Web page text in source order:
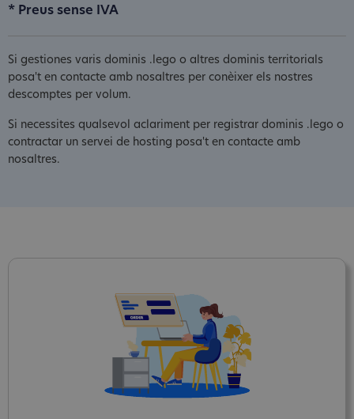
* Preus sense IVA
Si gestiones varis dominis .lego o altres dominis territorials
posa't en contacte amb nosaltres per conèixer els nostres
descomptes per volum.
Si necessites qualsevol aclariment per registrar dominis .lego o
contractar un servei de hosting posa't en contacte amb
nosaltres.